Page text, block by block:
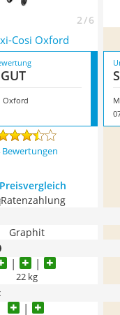
2 / 6
Cosi Oxford
Oxford
Bewertungen
Preis­vergleich
Ratenzahlung
Graphit
22 kg